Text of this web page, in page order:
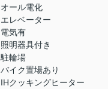
オール電化
エレベーター
電気有
照明器具付き
駐輪場
バイク置場あり
IHクッキングヒーター